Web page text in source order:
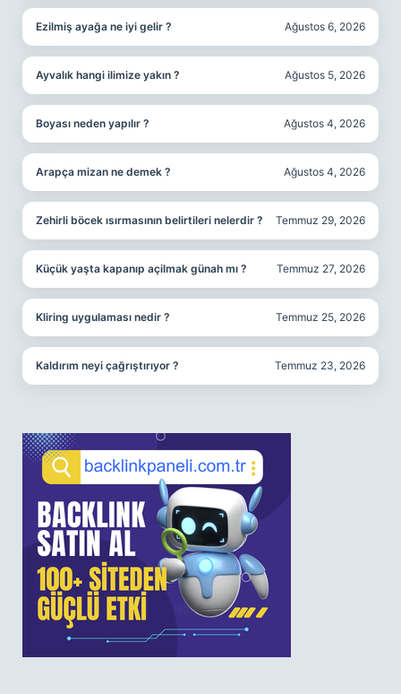
Ezilmiş ayağa ne iyi gelir ? Ağustos 6, 2026
Ayvalık hangi ilimize yakın ? Ağustos 5, 2026
Boyası neden yapılır ? Ağustos 4, 2026
Arapça mizan ne demek ? Ağustos 4, 2026
Zehirli böcek ısırmasının belirtileri nelerdir ? Temmuz 29, 2026
Küçük yaşta kapanıp açilmak günah mı ? Temmuz 27, 2026
Kliring uygulaması nedir ? Temmuz 25, 2026
Kaldırım neyi çağrıştırıyor ? Temmuz 23, 2026